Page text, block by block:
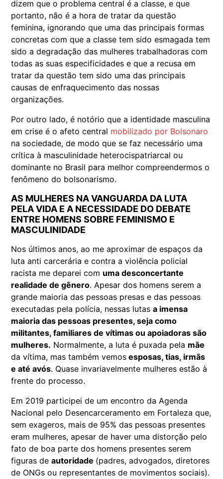
dizem que o problema central é a classe, e que
portanto, não é a hora de tratar da questão
feminina, ignorando que uma das principais formas
concretas com que a classe tem sido esmagada tem
sido a degradação das mulheres trabalhadoras com
todas as suas especificidades e que a recusa em
tratar da questão tem sido uma das principais
causas de enfraquecimento das nossas
organizações.
Por outro lado, é notório que a identidade masculina
em crise é o afeto central mobilizado por Bolsonaro
na sociedade, de modo que se faz necessário uma
crítica à masculinidade heterocispatriarcal ou
dominante no Brasil para melhor compreendermos o
fenômeno do bolsonarismo.
AS MULHERES NA VANGUARDA DA LUTA
PELA VIDA E A NECESSIDADE DO DEBATE
ENTRE HOMENS SOBRE FEMINISMO E
MASCULINIDADE
Nos últimos anos, ao me aproximar de espaços da
luta anti carcerária e contra a violência policial
racista me deparei com uma desconcertante
realidade de gênero. Apesar dos homens serem a
grande maioria das pessoas presas e das pessoas
executadas pela polícia, nessas lutasa imensa
maioria das pessoas presentes, seja como
militantes, familiares de vítimas ou apoiadoras são
mulheres. Normalmente, a luta é puxada pela mãe
da vítima, mas também vemos esposas, tias, irmãs
e até avós. Quase invariavelmente mulheres estão à
frente do processo.
Em 2019 participei de um encontro da Agenda
Nacional pelo Desencarceramento em Fortaleza que,
sem exageros, mais de 95% das pessoas presentes
eram mulheres, apesar de haver uma distorção pelo
fato de boa parte dos homens presentes serem
figuras deautoridade (padres, advogados, diretores
de ONGs ou representantes de movimentos sociais).